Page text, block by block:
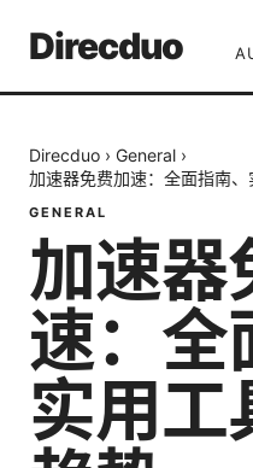
Direcduo
Direcduo › General ›
加速器免费加速：全面指南
GENERAL
加速器
速：全
实用工